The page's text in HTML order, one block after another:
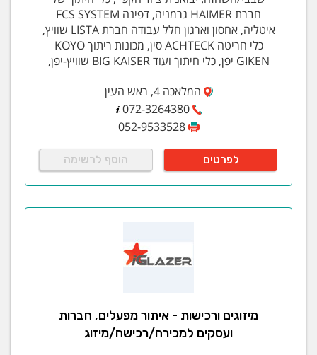
חברת HAIMER גרמניה, דפינה FCS SYSTEM
איטליה, אחסון וארגון חלל עבודה חברת LISTA שוויץ,
כלי חריטה ACHTECK סין, מכונות ריתוך KOYO
GIKEN יפן, כלי חיתוך ועוד BIG KAISER שוויץ-יפן,
המלאכה 4, ראש העין
072-3264380
052-9533528
לפרטים הוסף לרשימה
מיזוגים ורכישות - איתור מפעלים, חברות
ועסקים למכירה/רכישה/מיזוג